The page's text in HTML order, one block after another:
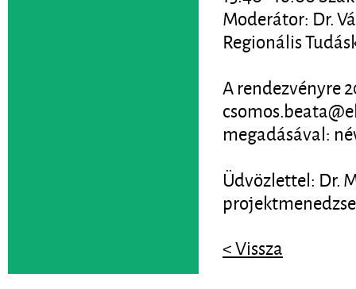
Moderátor: Dr.
Regionális
A rendezvényre
megadásával:
Üdvözlettel: Dr.
< Vissza